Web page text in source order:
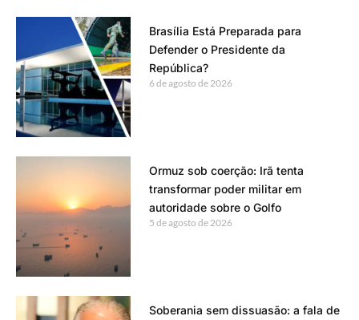
Brasília Está Preparada para
Defender o Presidente da
República?
6 de agosto de 2026
Ormuz sob coerção: Irã tenta
transformar poder militar em
autoridade sobre o Golfo
5 de agosto de 2026
Soberania sem dissuasão: a fala de